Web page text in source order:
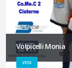
Volpicelli Monia
VEDI